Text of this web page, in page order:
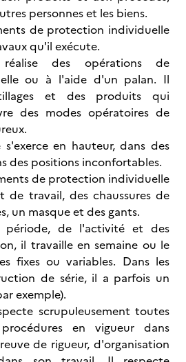
personnes et les biens.
de protection individuelle
qu'il exécute.
réalise des opérations de
ou à l'aide d'un palan. Il
et des produits qui
des modes opératoires de
en hauteur, dans des
des positions inconfortables.
de protection individuelle
de travail, des chaussures de
un masque et des gants.
de l'activité et des
il travaille en semaine ou le
fixes ou variables. Dans les
de série, il a parfois un
exemple).
scrupuleusement toutes
en vigueur dans
de rigueur, d'organisation